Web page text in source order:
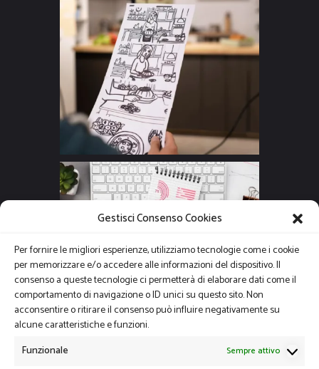
Gestisci Consenso Cookies
Per fornire le migliori esperienze, utilizziamo tecnologie come i cookie
per memorizzare e/o accedere alle informazioni del dispositivo. Il
consenso a queste tecnologie ci permetterà di elaborare dati come il
comportamento di navigazione o ID unici su questo sito. Non
acconsentire o ritirare il consenso può influire negativamente su
alcune caratteristiche e funzioni.
Funzionale
Sempre attivo